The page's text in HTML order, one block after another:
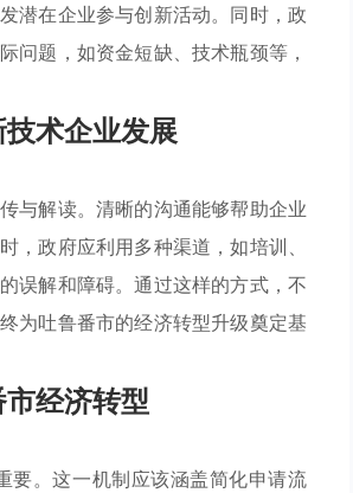
潜在企业参与创新活动。同时，政
问题，如资金短缺、技术瓶颈等，
术企业发展
与解读。清晰的沟通能够帮助企业
，政府应利用多种渠道，如培训、
误解和障碍。通过这样的方式，不
为吐鲁番市的经济转型升级奠定基
经济转型
要。这一机制应该涵盖简化申请流